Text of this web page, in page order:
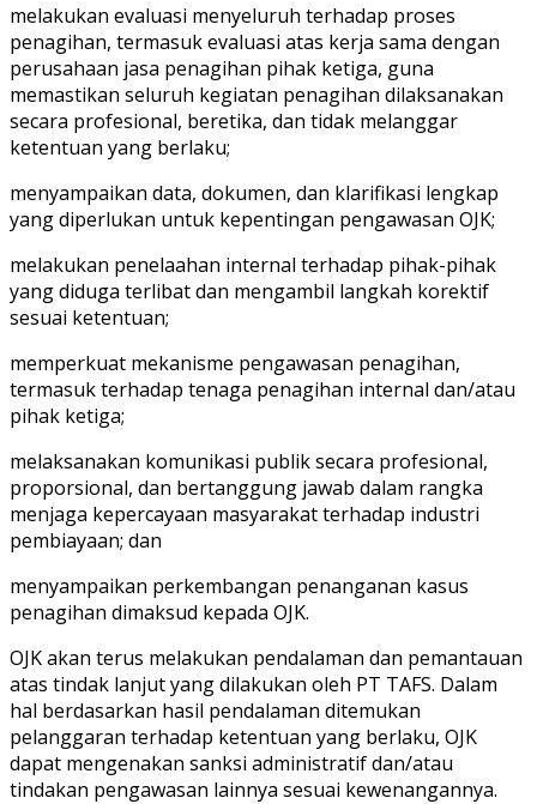
melakukan evaluasi menyeluruh terhadap proses
penagihan, termasuk evaluasi atas kerja sama dengan
perusahaan jasa penagihan pihak ketiga, guna
memastikan seluruh kegiatan penagihan dilaksanakan
secara profesional, beretika, dan tidak melanggar
ketentuan yang berlaku;
menyampaikan data, dokumen, dan klarifikasi lengkap
yang diperlukan untuk kepentingan pengawasan OJK;
melakukan penelaahan internal terhadap pihak-pihak
yang diduga terlibat dan mengambil langkah korektif
sesuai ketentuan;
memperkuat mekanisme pengawasan penagihan,
termasuk terhadap tenaga penagihan internal dan/atau
pihak ketiga;
melaksanakan komunikasi publik secara profesional,
proporsional, dan bertanggung jawab dalam rangka
menjaga kepercayaan masyarakat terhadap industri
pembiayaan; dan
menyampaikan perkembangan penanganan kasus
penagihan dimaksud kepada OJK.
OJK akan terus melakukan pendalaman dan pemantauan
atas tindak lanjut yang dilakukan oleh PT TAFS. Dalam
hal berdasarkan hasil pendalaman ditemukan
pelanggaran terhadap ketentuan yang berlaku, OJK
dapat mengenakan sanksi administratif dan/atau
tindakan pengawasan lainnya sesuai kewenangannya.